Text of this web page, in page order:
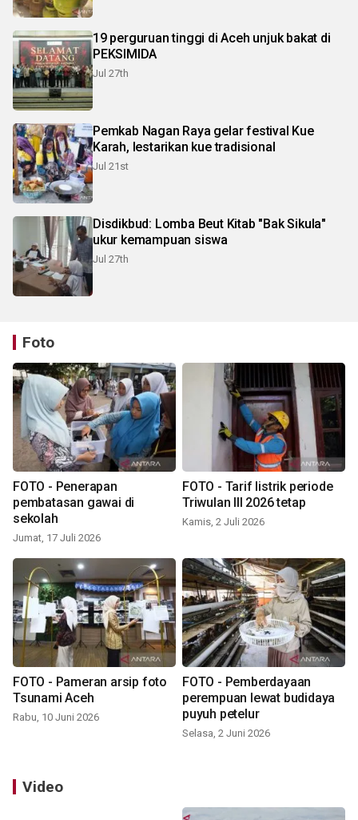
19 perguruan tinggi di Aceh unjuk bakat di
PEKSIMIDA
Jul 27th
Pemkab Nagan Raya gelar festival Kue
Karah, lestarikan kue tradisional
Jul 21st
Disdikbud: Lomba Beut Kitab "Bak Sikula"
ukur kemampuan siswa
Jul 27th
Foto
FOTO - Penerapan
pembatasan gawai di
sekolah
Jumat, 17 Juli 2026
FOTO - Tarif listrik periode
Triwulan III 2026 tetap
Kamis, 2 Juli 2026
FOTO - Pameran arsip foto
Tsunami Aceh
Rabu, 10 Juni 2026
FOTO - Pemberdayaan
perempuan lewat budidaya
puyuh petelur
Selasa, 2 Juni 2026
Video